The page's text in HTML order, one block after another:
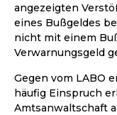
angezeigten
eines Bußgeldes
nicht mit einem
Verwarnungsgeld
Gegen vom LABO
häufig Einspruch
Amtsanwaltschaft